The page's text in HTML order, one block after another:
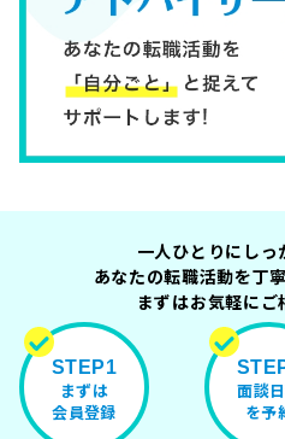
一人ひとりにしっ
あなたの転職活動を丁
まずはお気軽にご
STEP1
まずは
会員登録
面談
を予